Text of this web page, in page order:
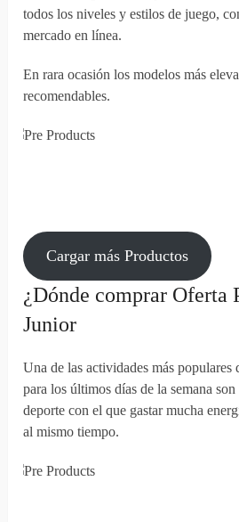
todos los niveles y estilos de juego,
mercado en línea.
En rara ocasión los modelos más
recomendables.
Cargar más Productos
¿Dónde comprar Oferta
Junior
Una de las actividades más populares
para los últimos días de la semana
deporte con el que gastar mucha
al mismo tiempo.